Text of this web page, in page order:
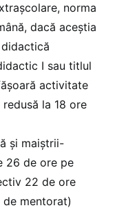
norma
dacă aceștia
I sau titlul
activitate
la 18 ore
și maiștrii-
26 de ore pe
22 de ore
mentorat)